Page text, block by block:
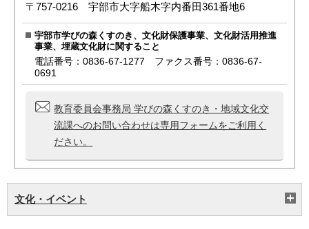
〒757-0216 宇部市大字船木字内番田361番地6
宇部市学びの森くすのき、文化財保護事業、文化財活用推進
事業、埋蔵文化財に関すること
電話番号：0836-67-1277 ファクス番号：0836-67-
0691
教育委員会事務局 学びの森くすのき・地域文化交
流課へのお問い合わせは専用フォームをご利用く
ださい。
文化・イベント